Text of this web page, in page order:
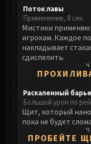
Поток лавы
Применение, 8 сек.
Мистики
игрокам. Каждое
накладывает
сдиспелить.
Раскаленный
Большой урон по
Щит, который
пока не будет
ПРОБЕЙТЕ